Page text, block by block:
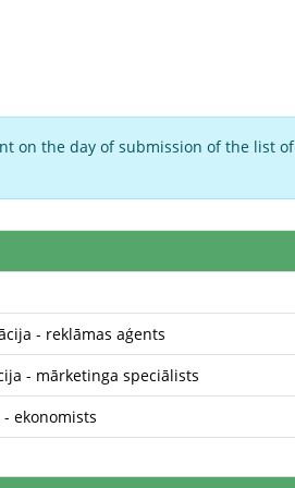
on the day of submission of the list of
- reklāmas aģents
- mārketinga speciālists
ekonomists